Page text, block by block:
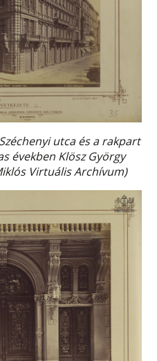
utca és a rakpart
években Klösz György
Virtuális Archívum)